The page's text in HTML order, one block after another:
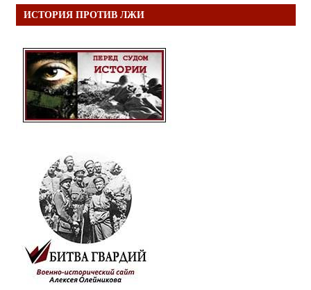
ИСТОРИЯ ПРОТИВ ЛЖИ